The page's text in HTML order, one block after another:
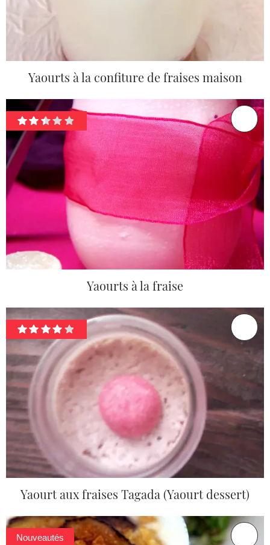
Yaourts à la confiture de fraises maison
Yaourts à la fraise
Yaourt aux fraises Tagada (Yaourt dessert)
Nouveautés